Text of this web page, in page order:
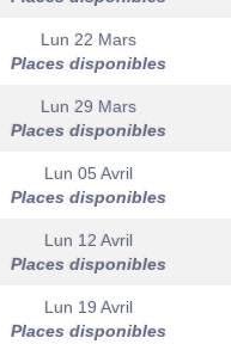
Lun 22 Mars
Places disponibles
Lun 29 Mars
Places disponibles
Lun 05 Avril
Places disponibles
Lun 12 Avril
Places disponibles
Lun 19 Avril
Places disponibles